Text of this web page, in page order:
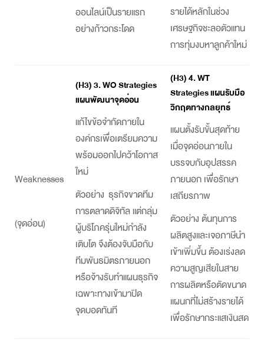
ออนไลน์เป็นรายแรก
อย่างก้าวกระโดด
รายได้หลักในช่วง
เศรษฐกิจชะลอตัวแทน
การทุ่มงบหาลูกค้าใหม่
Weaknesses
(จุดอ่อน)
(H3) 3. WO Strategies
แผนพัฒนาจุดอ่อน
แก้ไขข้อจำกัดภายใน
องค์กรเพื่อเตรียมความ
พร้อมออกไปคว้าโอกาส
ใหม่
ตัวอย่าง ธุรกิจขาดทีม
การตลาดดิจิทัล แต่กลุ่ม
ผู้บริโภครุ่นใหม่กำลัง
เติบโต จึงต้องจับมือกับ
ทีมพันธมิตรภายนอก
หรือจ้างรับทำแผนธุรกิจ
เฉพาะทางเข้ามาปิด
จุดบอดทันที
(H3) 4. WT
Strategies แผนรับมือ
วิกฤตทางกลยุทธ์
แผนตั้งรับขั้นสุดท้าย
เมื่อจุดอ่อนภายใน
บรรจบกับอุปสรรค
ภายนอก เพื่อรักษา
เสถียรภาพ
ตัวอย่าง ต้นทุนการ
ผลิตสูงและเจอภาษีนำ
เข้าเพิ่มขึ้น ต้องเร่งลด
ความสูญเสียในสาย
การผลิตหรือตัดขนาด
แผนกที่ไม่สร้างรายได้
เพื่อรักษากระแสเงินสด